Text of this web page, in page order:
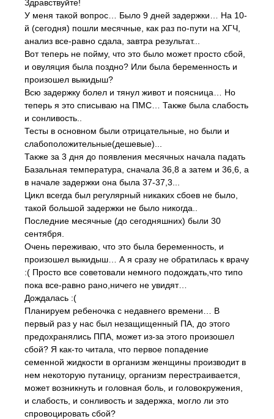
Здравствуйте!
У меня такой вопрос… Было 9 дней задержки… На 10-
й (сегодня) пошли месячные, как раз по-пути на ХГЧ,
анализ все-равно сдала, завтра результат...
Вот теперь не пойму, что это было может просто сбой,
и овуляция была поздно? Или была беременность и
произошел выкидыш?
Всю задержку болел и тянул живот и поясница… Но
теперь я это списываю на ПМС… Также была слабость
и сонливость..
Тесты в основном были отрицательные, но были и
слабоположительные(дешевые)...
Также за 3 дня до появления месячных начала падать
Базальная температура, сначала 36,8 а затем и 36,6, а
в начале задержки она была 37-37,3...
Цикл всегда был регулярный никаких сбоев не было,
такой большой задержки не было никогда..
Последние месячные (до сегодняшних) были 30
сентября.
Очень переживаю, что это была беременность, и
произошел выкидыш… А я сразу не обратилась к врачу
:( Просто все советовали немного подождать,что типо
пока все-равно рано,ничего не увидят…
Дождалась :(
Планируем ребеночка с недавнего времени… В
первый раз у нас был незащищенный ПА, до этого
предохранялись ППА, может из-за этого произошел
сбой? Я как-то читала, что первое попадение
семенной жидкости в организм женщины производит в
нем некоторую путаницу, организм перестраивается,
может возникнуть и головная боль, и головокружения,
и слабость, и сонливость и задержка, могло ли это
спровоцировать сбой?